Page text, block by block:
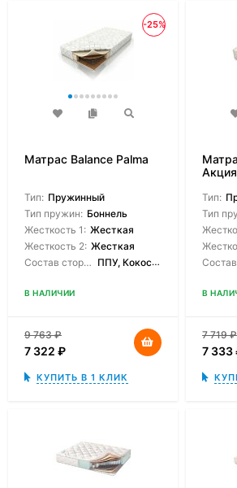
-25%
Матрас Balance Palma
Тип: Пружинный
Тип пружин: Боннель
Жесткость 1: Жесткая
Жесткость 2: Жесткая
Состав сторон: ППУ, Кокосовая койра
В НАЛИЧИИ
9 763₽
7 322 ₽
КУПИТЬ В 1 КЛИК
Акция
Тип:
Тип
В
7 719₽
7 333